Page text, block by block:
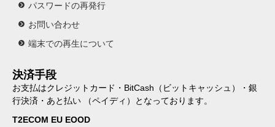
パスワードの再発行
お問い合わせ
端末での再生について
決済手段
お支払はクレジットカード・BitCash（ビットキャッシュ）・銀
行決済・あと払い （ペイディ）となっております。
T2ECOM EU EOOD